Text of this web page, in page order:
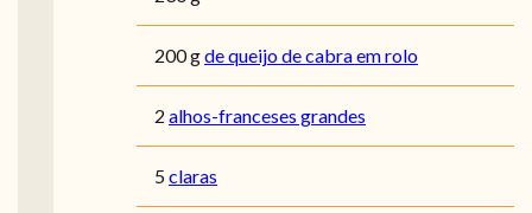
200gde queijo de cabra em rolo
2 alhos-franceses grandes
5claras